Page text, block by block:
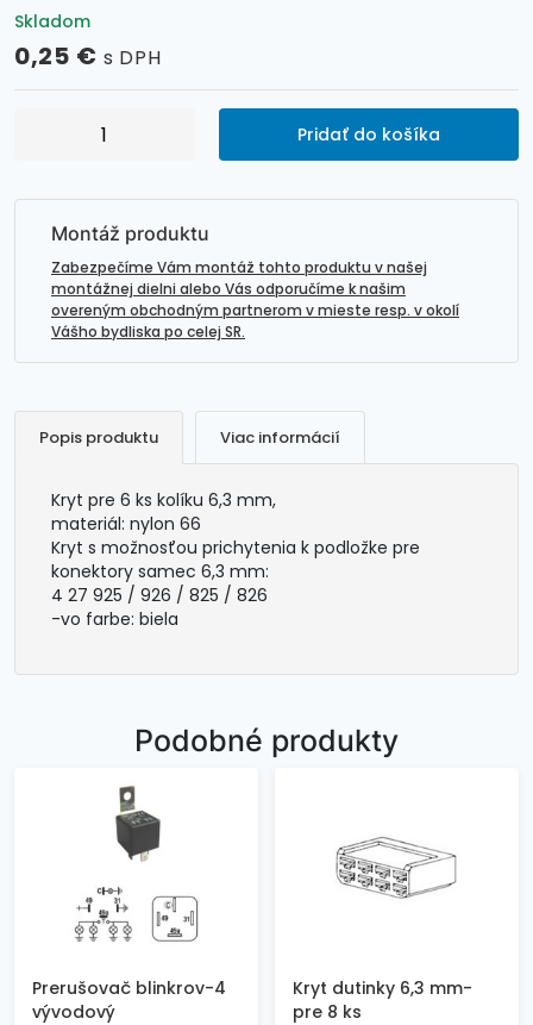
Skladom
0,25 € s DPH
množstvo
6,3
mm-
Pridať do košíka
Montáž produktu
Zabezpečíme Vám montáž tohto produktu v našej
montážnej dielni alebo Vás odporučíme k našim
overeným obchodným partnerom v mieste resp. v okolí
Vášho bydliska po celej SR.
Popis produktu Viac informácií
Kryt pre 6 ks kolíku 6,3 mm,
materiál: nylon 66
Kryt s možnosťou prichytenia k podložke pre
konektory samec 6,3 mm:
4 27 925 / 926 / 825 / 826
-vo farbe: biela
Podobné produkty
Prerušovač blinkrov-4
vývodový
Kryt dutinky 6,3 mm-
pre 8 ks